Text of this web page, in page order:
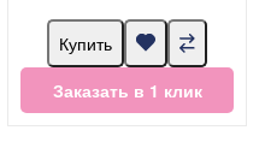
Купить
Заказать в 1 клик